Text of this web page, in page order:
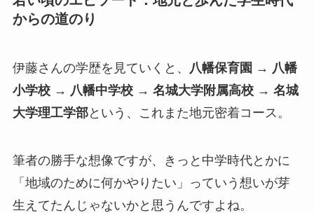
からの道のり
伊藤さんの学歴を見ていくと、
八幡保育園 → 八幡
小学校 → 八幡中学校 → 名城大学附属高校 → 名城
大学理工学部という、これまた地元密着コース。
筆者の勝手な想像ですが、きっと中学時代とかに
「地域のために何かやりたい」っていう想いが芽
生えてたんじゃないかと思うんですよね。